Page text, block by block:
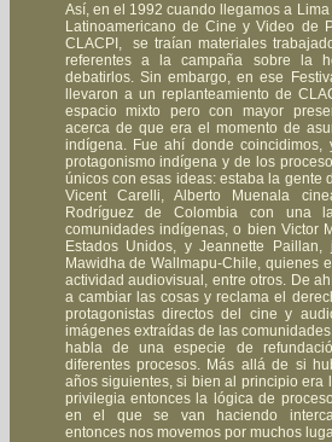
Así, en el 1992 cuando llegamos a
Latinoamericano de Cine y Video de
CLACPI, se traían materiales
referentes a la campaña sobre la
debatirlos. Sin embargo, en ese
llevaron a un replanteamiento de
espacio mixto pero con mayor
acerca de que era el momento de
indígena. Fue ahí donde
protagonismo indígena y de los
únicos con esas ideas: estaba la gente
Vicent Carelli, Alberto Muenala
Rodríguez de Colombia con una
comunidades indígenas, o bien Victor
Estados Unidos, y Jeannette
Mawidha de Wallmapu-Chile, quienes
actividad audiovisual, entre otros. De
a cambiar las cosas y reclama el
protagonistas directos del cine y
imágenes extraídas de las
habla de una especie de
diferentes procesos. Más allá de si
años siguientes, si bien al principio era
privilegia entonces la lógica de
en el que se van haciendo
entonces nos movemos por muchos